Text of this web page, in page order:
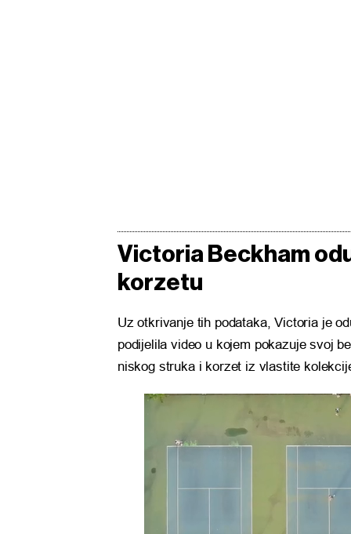
Victoria Beckham
korzetu
Uz otkrivanje tih podataka, Victoria je
podijelila video u kojem pokazuje svoj
niskog struka i korzet iz vlastite